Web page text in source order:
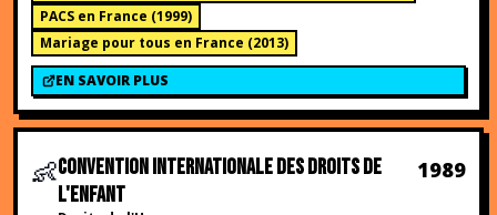
PACS en France (1999)
Mariage pour tous en France (2013)
EN SAVOIR PLUS
👶CONVENTION INTERNATIONALE DES DROITS DE
L'ENFANT
1989